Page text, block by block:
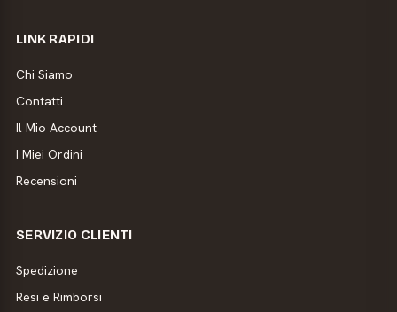
LINK RAPIDI
Chi Siamo
Contatti
Il Mio Account
I Miei Ordini
Recensioni
SERVIZIO CLIENTI
Spedizione
Resi e Rimborsi